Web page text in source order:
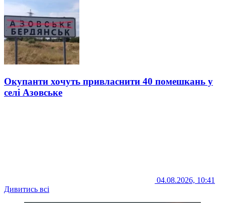
Окупанти хочуть привласнити 40 помешкань у
селі Азовське
04.08.2026, 10:41
Дивитись всі